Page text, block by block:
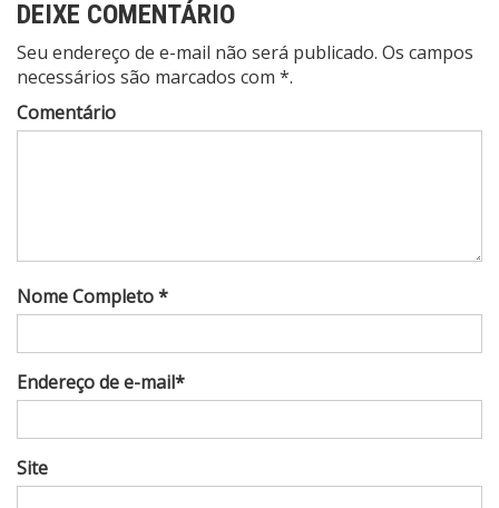
DEIXE COMENTÁRIO
Seu endereço de e-mail não será publicado. Os campos
necessários são marcados com *.
Comentário
Nome Completo *
Endereço de e-mail*
Site